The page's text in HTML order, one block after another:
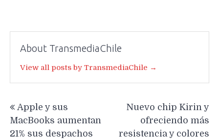
About TransmediaChile
View all posts by TransmediaChile →
de
entradas
Apple y sus
MacBooks aumentan
21% sus despachos
Nuevo chip Kirin y
ofreciendo más
resistencia y colores